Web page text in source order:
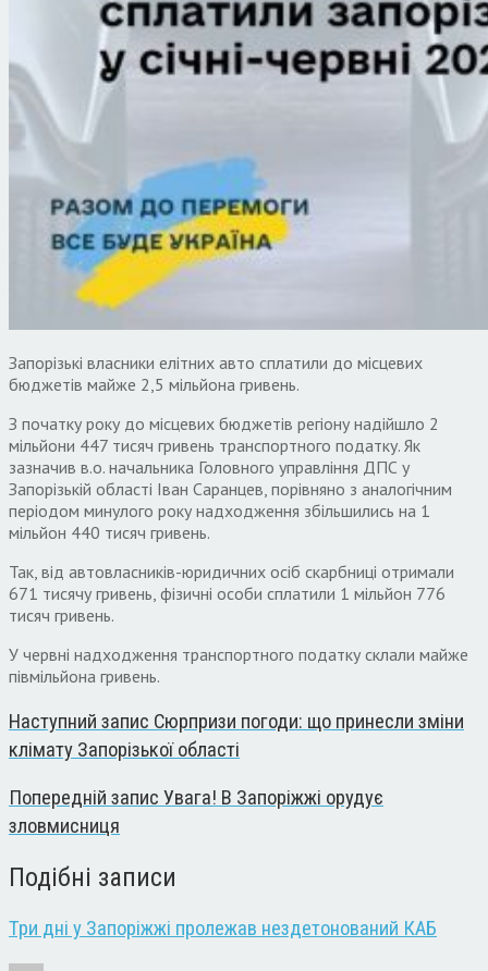
Запорізькі власники елітних авто сплатили до місцевих
бюджетів майже 2,5 мільйона гривень.
З початку року до місцевих бюджетів регіону надійшло 2
мільйони 447 тисяч гривень транспортного податку. Як
зазначив в.о. начальника Головного управління ДПС у
Запорізькій області Іван Саранцев, порівняно з аналогічним
періодом минулого року надходження збільшились на 1
мільйон 440 тисяч гривень.
Так, від автовласників-юридичних осіб скарбниці отримали
671 тисячу гривень, фізичні особи сплатили 1 мільйон 776
тисяч гривень.
У червні надходження транспортного податку склали майже
півмільйона гривень.
Наступний запис Сюрпризи погоди: що принесли зміни
клімату Запорізької області
Попередній запис Увага! В Запоріжжі орудує
зловмисниця
Подібні записи
Три дні у Запоріжжі пролежав нездетонований КАБ